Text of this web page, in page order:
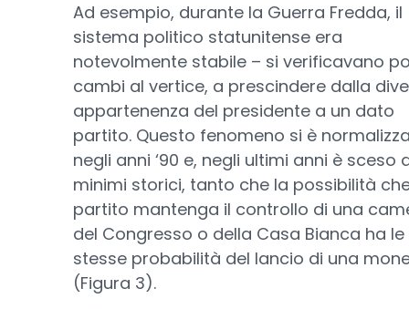
Ad esempio, durante la Guerra Fredda, il
sistema politico statunitense era
notevolmente stabile – si verificavano
cambi al vertice, a prescindere dalla
appartenenza del presidente a un dato
partito. Questo fenomeno si è
negli anni ‘90 e, negli ultimi anni è sceso
minimi storici, tanto che la possibilità
partito mantenga il controllo di una
del Congresso o della Casa Bianca ha le
stesse probabilità del lancio di una
(Figura 3).